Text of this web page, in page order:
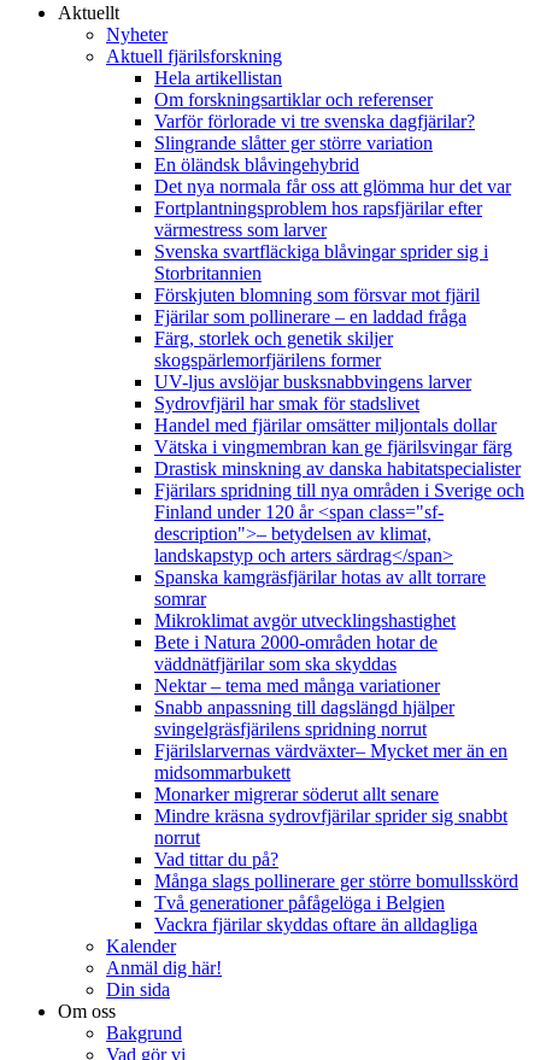
Aktuellt
Nyheter
Aktuell fjärilsforskning
Hela artikellistan
Om forskningsartiklar och referenser
Varför förlorade vi tre svenska dagfjärilar?
Slingrande slåtter ger större variation
En öländsk blåvingehybrid
Det nya normala får oss att glömma hur det var
Fortplantningsproblem hos rapsfjärilar efter
värmestress som larver
Svenska svartfläckiga blåvingar sprider sig i
Storbritannien
Förskjuten blomning som försvar mot fjäril
Fjärilar som pollinerare – en laddad fråga
Färg, storlek och genetik skiljer
skogspärlemorfjärilens former
UV-ljus avslöjar busksnabbvingens larver
Sydrovfjäril har smak för stadslivet
Handel med fjärilar omsätter miljontals dollar
Vätska i vingmembran kan ge fjärilsvingar färg
Drastisk minskning av danska habitatspecialister
Fjärilars spridning till nya områden i Sverige och
Finland under 120 år <span class="sf-
description">– betydelsen av klimat,
landskapstyp och arters särdrag</span>
Spanska kamgräsfjärilar hotas av allt torrare
somrar
Mikroklimat avgör utvecklingshastighet
Bete i Natura 2000-områden hotar de
väddnätfjärilar som ska skyddas
Nektar – tema med många variationer
Snabb anpassning till dagslängd hjälper
svingelgräsfjärilens spridning norrut
Fjärilslarvernas värdväxter– Mycket mer än en
midsommarbukett
Monarker migrerar söderut allt senare
Mindre kräsna sydrovfjärilar sprider sig snabbt
norrut
Vad tittar du på?
Många slags pollinerare ger större bomullsskörd
Två generationer påfågelöga i Belgien
Vackra fjärilar skyddas oftare än alldagliga
Kalender
Anmäl dig här!
Din sida
Om oss
Bakgrund
Vad gör vi